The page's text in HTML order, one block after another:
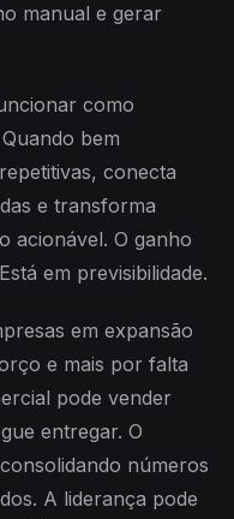
manual e gerar
como
bem
conecta
e transforma
acionável. O ganho
em previsibilidade.
em expansão
e mais por falta
pode vender
entregar. O
números
A liderança pode